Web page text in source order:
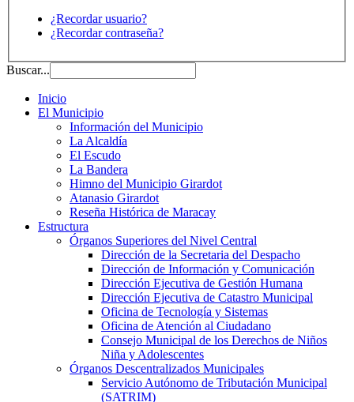
¿Recordar usuario?
¿Recordar contraseña?
Buscar...
Inicio
El Municipio
Información del Municipio
La Alcaldía
El Escudo
La Bandera
Himno del Municipio Girardot
Atanasio Girardot
Reseña Histórica de Maracay
Estructura
Órganos Superiores del Nivel Central
Dirección de la Secretaria del Despacho
Dirección de Información y Comunicación
Dirección Ejecutiva de Gestión Humana
Dirección Ejecutiva de Catastro Municipal
Oficina de Tecnología y Sistemas
Oficina de Atención al Ciudadano
Consejo Municipal de los Derechos de Niños
Niña y Adolescentes
Órganos Descentralizados Municipales
Servicio Autónomo de Tributación Municipal
(SATRIM)